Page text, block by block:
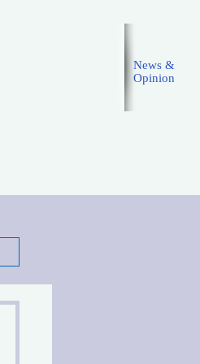
News &
Opinion